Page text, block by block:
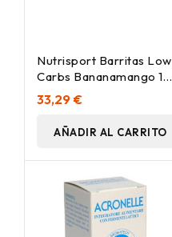
Nutrisport Barritas Low
Carbs Bananamango 16
Uds
33,29 €
AÑADIR AL CARRITO